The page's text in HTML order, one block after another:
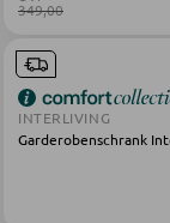
349,00
INTERLIVING